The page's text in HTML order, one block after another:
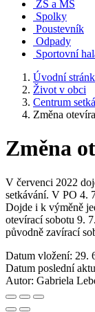
ZŠ a MŠ
Spolky
Poustevník
Odpady
Sportovní
Úvodní
Život v obci
Centrum
Změna
Změna
V červenci 2022
setkávání. V PO 4.
Dojde i k výměně
otevírací sobotu 9.
původně zavírací
Datum vložení: 29.
Datum poslední
Autor: Gabriela